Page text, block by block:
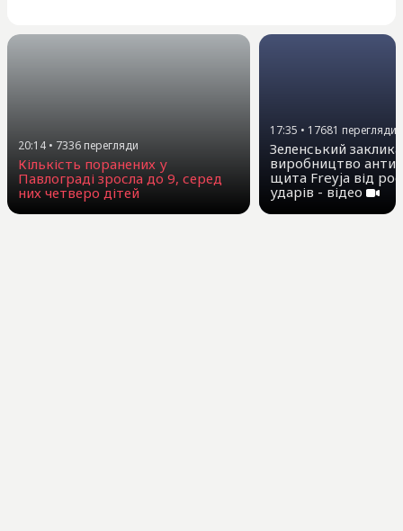
20:14 • 7336 перегляди
Кількість поранених у
Павлограді зросла до 9, серед
них четверо дітей
17:35 • 17681 перегляди
Зеленський
виробництво
щита Freyja від
ударів - відео